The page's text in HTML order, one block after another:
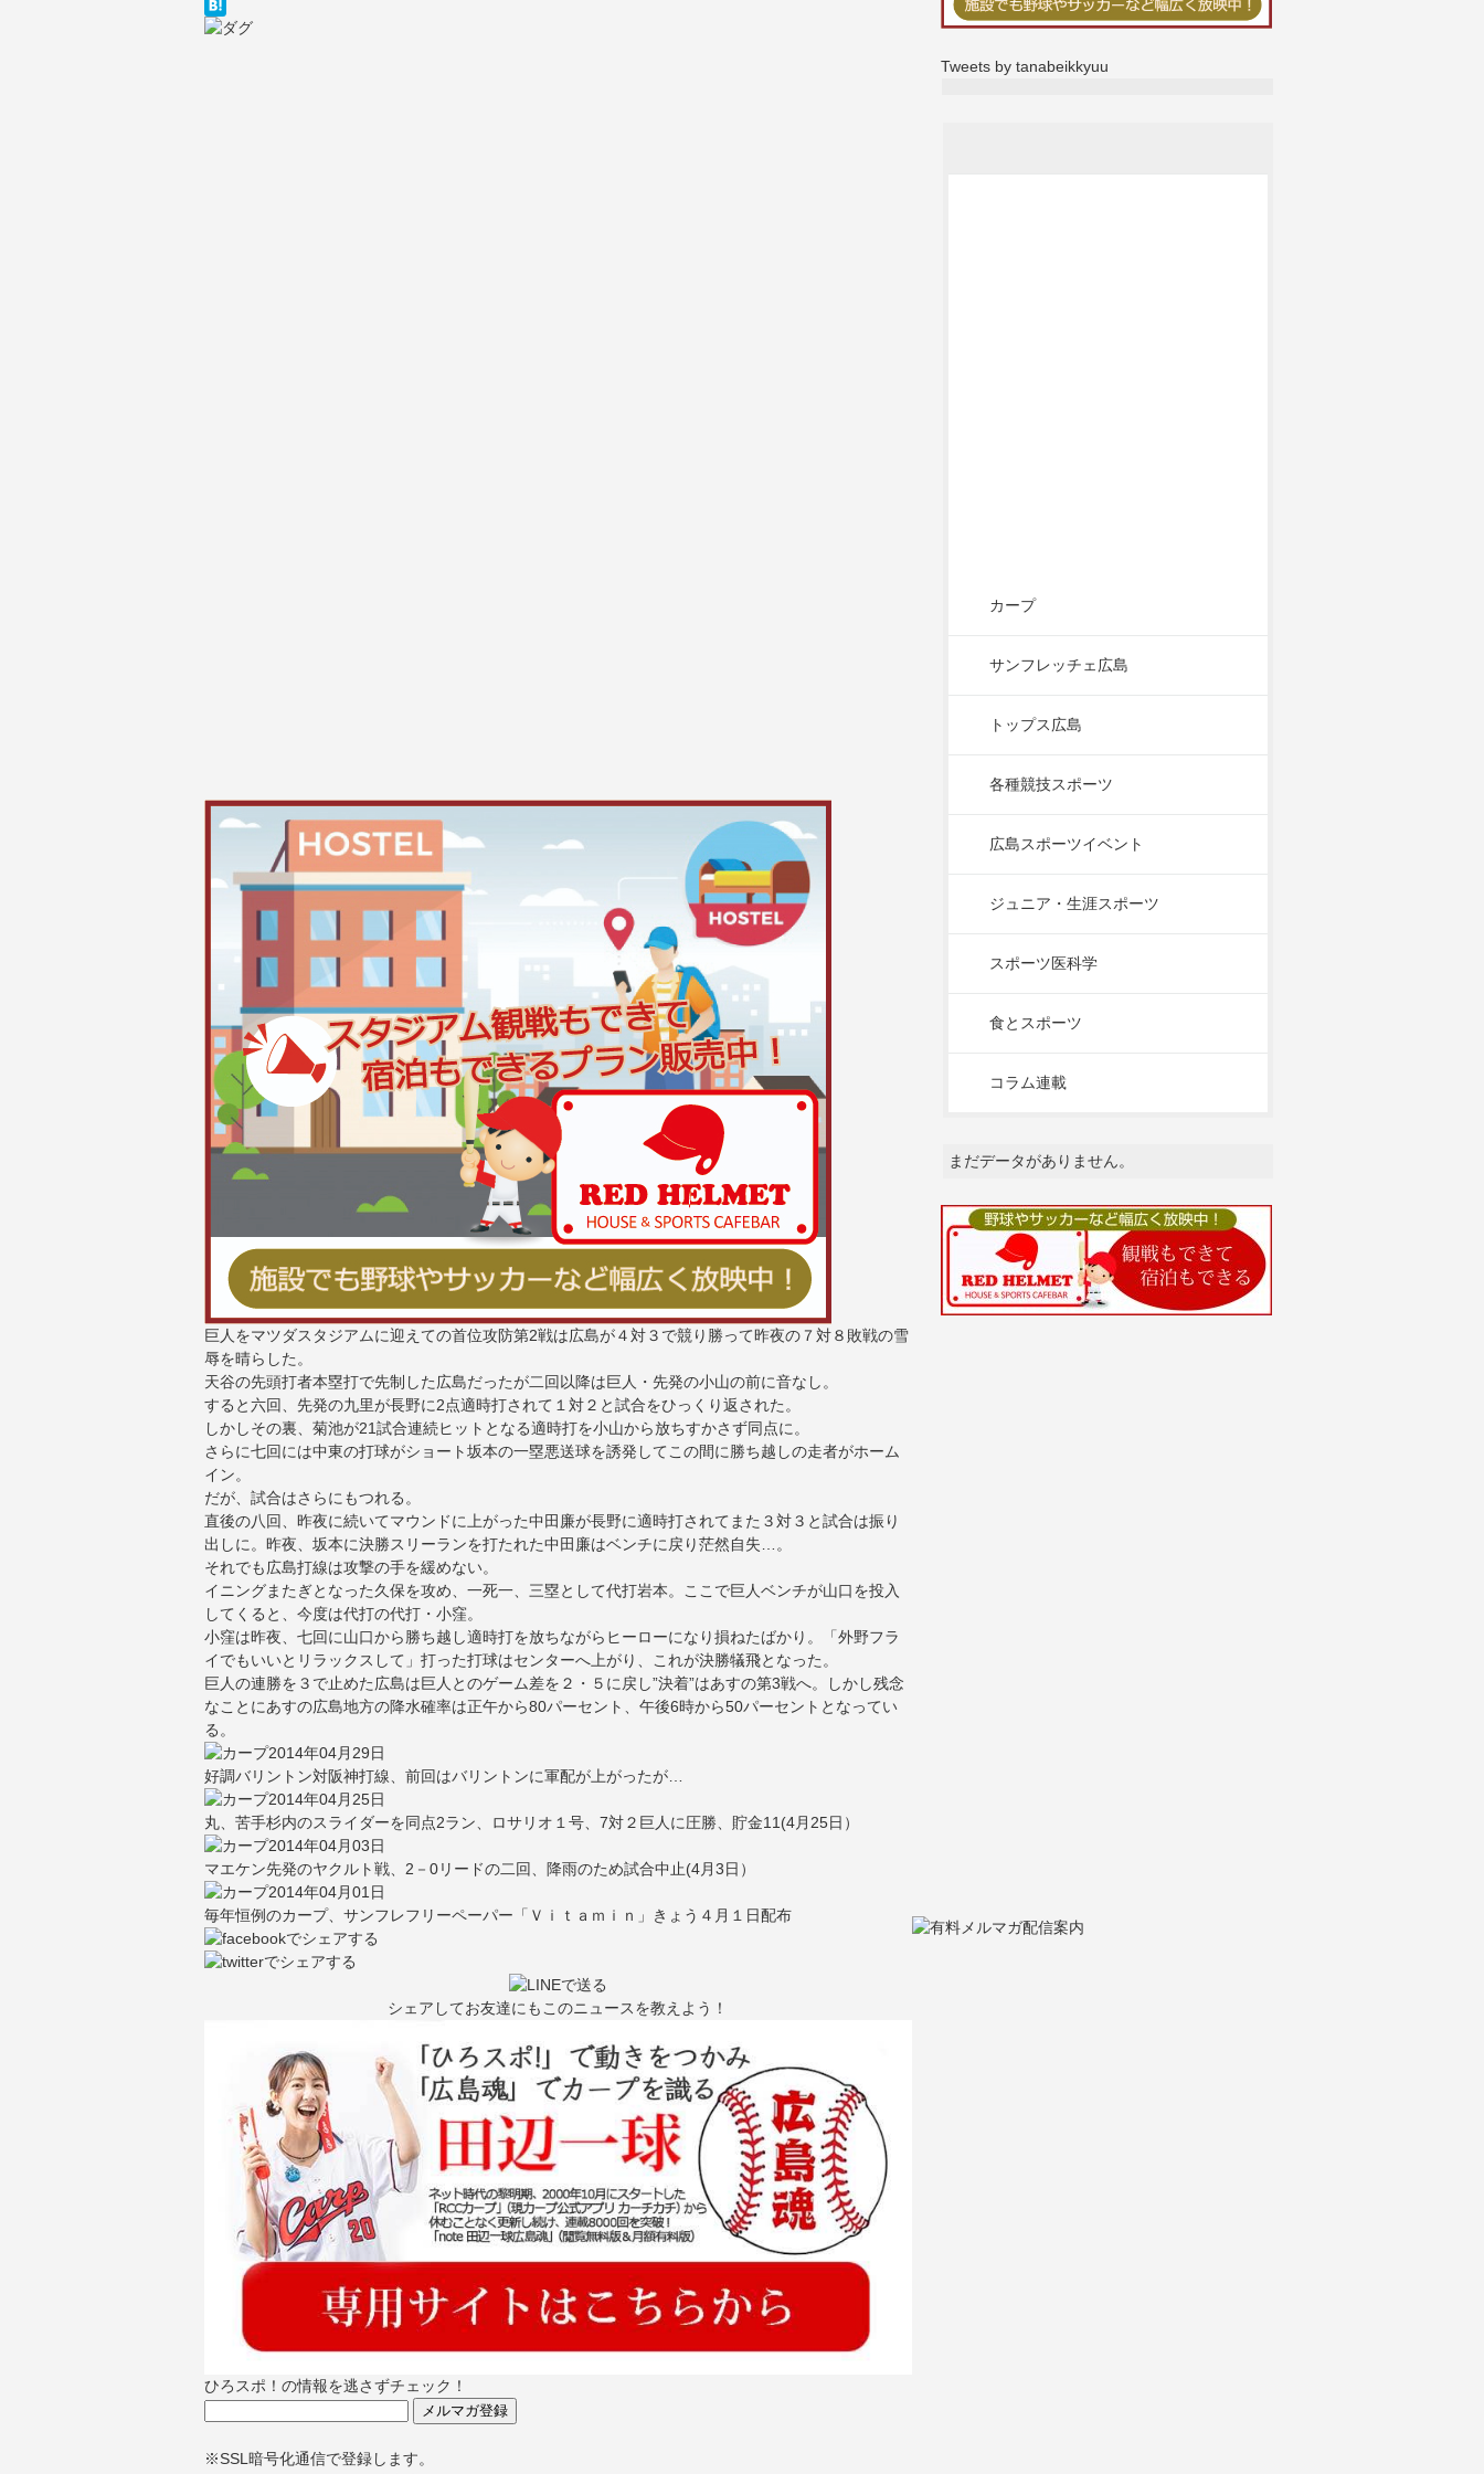
巨人をマツダスタジアムに迎えての首位攻防第2戦は広島が４対３で競り勝って昨夜の７対８敗戦の雪
辱を晴らした。
天谷の先頭打者本塁打で先制した広島だったが二回以降は巨人・先発の小山の前に音なし。
すると六回、先発の九里が長野に2点適時打されて１対２と試合をひっくり返された。
しかしその裏、菊池が21試合連続ヒットとなる適時打を小山から放ちすかさず同点に。
さらに七回には中東の打球がショート坂本の一塁悪送球を誘発してこの間に勝ち越しの走者がホーム
イン。
だが、試合はさらにもつれる。
直後の八回、昨夜に続いてマウンドに上がった中田廉が長野に適時打されてまた３対３と試合は振り
出しに。昨夜、坂本に決勝スリーランを打たれた中田廉はベンチに戻り茫然自失…。
それでも広島打線は攻撃の手を緩めない。
イニングまたぎとなった久保を攻め、一死一、三塁として代打岩本。ここで巨人ベンチが山口を投入
してくると、今度は代打の代打・小窪。
小窪は昨夜、七回に山口から勝ち越し適時打を放ちながらヒーローになり損ねたばかり。「外野フラ
イでもいいとリラックスして」打った打球はセンターへ上がり、これが決勝犠飛となった。
巨人の連勝を３で止めた広島は巨人とのゲーム差を２・５に戻し”決着”はあすの第3戦へ。しかし残念
なことにあすの広島地方の降水確率は正午から80パーセント、午後6時から50パーセントとなってい
る。
2014年04月29日
好調バリントン対阪神打線、前回はバリントンに軍配が上がったが…
2014年04月25日
丸、苦手杉内のスライダーを同点2ラン、ロサリオ１号、7対２巨人に圧勝、貯金11(4月25日）
2014年04月03日
マエケン先発のヤクルト戦、2－0リードの二回、降雨のため試合中止(4月3日）
2014年04月01日
毎年恒例のカープ、サンフレフリーペーパー「Ｖｉｔａｍｉｎ」きょう４月１日配布
シェアしてお友達にもこのニュースを教えよう！
ひろスポ！の情報を逃さずチェック！
※SSL暗号化通信で登録します。
Tweets by tanabeikkyuu
カープ
サンフレッチェ広島
トップス広島
各種競技スポーツ
広島スポーツイベント
ジュニア・生涯スポーツ
スポーツ医科学
食とスポーツ
コラム連載
まだデータがありません。